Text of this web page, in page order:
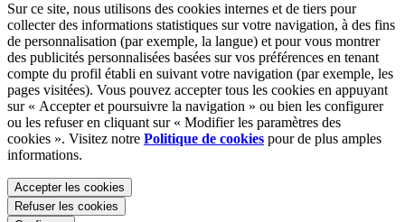
Sur ce site, nous utilisons des cookies internes et de tiers pour
collecter des informations statistiques sur votre navigation, à des fins
de personnalisation (par exemple, la langue) et pour vous montrer
des publicités personnalisées basées sur vos préférences en tenant
compte du profil établi en suivant votre navigation (par exemple, les
pages visitées). Vous pouvez accepter tous les cookies en appuyant
sur « Accepter et poursuivre la navigation » ou bien les configurer
ou les refuser en cliquant sur « Modifier les paramètres des
cookies ». Visitez notre Politique de cookies pour de plus amples
informations.
Accepter les cookies
Refuser les cookies